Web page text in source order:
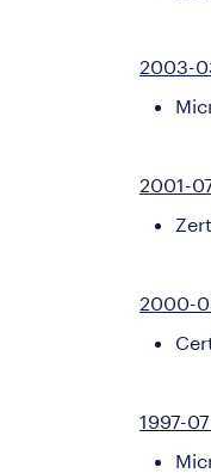
2003-
2001-
2000-
1997-